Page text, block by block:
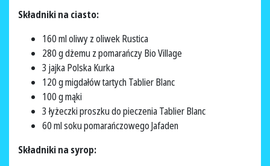
Składniki na ciasto:
160 ml oliwy z oliwek Rustica
280 g dżemu z pomarańczy Bio Village
3 jajka Polska Kurka
120 g migdałów tartych Tablier Blanc
100 g mąki
3 łyżeczki proszku do pieczenia Tablier Blanc
60 ml soku pomarańczowego Jafaden
Składniki na syrop: